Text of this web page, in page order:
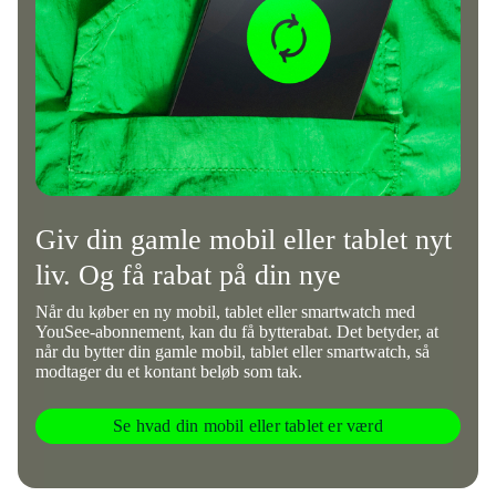
Giv din gamle mobil eller tablet nyt
liv. Og få rabat på din nye
Når du køber en ny mobil, tablet eller smartwatch med
YouSee-abonnement, kan du få bytterabat. Det betyder, at
når du bytter din gamle mobil, tablet eller smartwatch, så
modtager du et kontant beløb som tak.
Se hvad din mobil eller tablet er værd